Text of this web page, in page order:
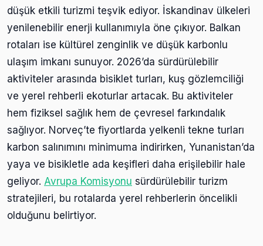
düşük etkili turizmi teşvik ediyor. İskandinav ülkeleri
yenilenebilir enerji kullanımıyla öne çıkıyor. Balkan
rotaları ise kültürel zenginlik ve düşük karbonlu
ulaşım imkanı sunuyor. 2026’da sürdürülebilir
aktiviteler arasında bisiklet turları, kuş gözlemciliği
ve yerel rehberli ekoturlar artacak. Bu aktiviteler
hem fiziksel sağlık hem de çevresel farkındalık
sağlıyor. Norveç’te fiyortlarda yelkenli tekne turları
karbon salınımını minimuma indirirken, Yunanistan’da
yaya ve bisikletle ada keşifleri daha erişilebilir hale
geliyor. Avrupa Komisyonu sürdürülebilir turizm
stratejileri, bu rotalarda yerel rehberlerin öncelikli
olduğunu belirtiyor.